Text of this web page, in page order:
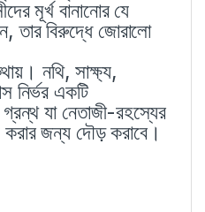
মূর্খ বানানোর যে
তার বিরুদ্ধে জোরালো
নথি, সাক্ষ্য,
নির্ভর একটি
যা নেতাজী-রহস্যের
করার জন্য দৌড় করাবে।